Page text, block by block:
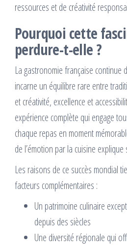
ressources et de créativité
Pourquoi cette
perdure-t-elle ?
La gastronomie française continue
incarne un équilibre rare entre
et créativité, excellence et
expérience complète qui engage
chaque repas en moment
de l’émotion par la cuisine
Les raisons de ce succès mondial
facteurs complémentaires :
Un patrimoine culinaire
depuis des siècles
Une diversité régionale qui